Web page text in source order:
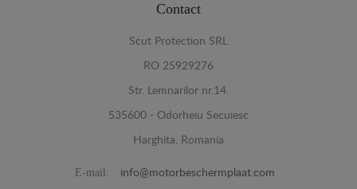
Contact
Scut Protection SRL
RO 25929276
Str. Lemnarilor nr.14.
535600 - Odorheiu Secuiesc
Harghita, Romania
E-mail: info@motorbeschermplaat.com